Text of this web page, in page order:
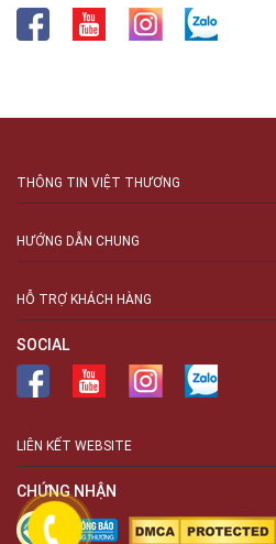
THÔNG TIN VIỆT THƯƠNG
HƯỚNG DẪN CHUNG
HỖ TRỢ KHÁCH HÀNG
SOCIAL
LIÊN KẾT WEBSITE
CHỨNG NHẬN